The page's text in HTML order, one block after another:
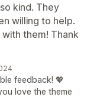
kind. They
willing to help.
them! Thank
feedback! 💖
love the theme